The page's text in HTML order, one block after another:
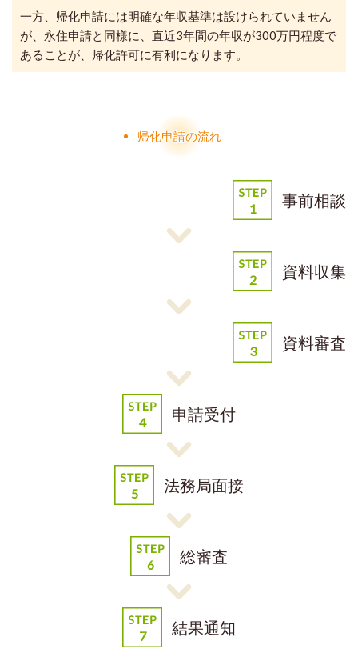
一方、帰化申請には明確な年収基準は設けられていません
が、永住申請と同様に、直近3年間の年収が300万円程度で
あることが、帰化許可に有利になります。
帰化申請の流れ
事前相談
資料収集
資料審査
申請受付
法務局面接
総審査
結果通知